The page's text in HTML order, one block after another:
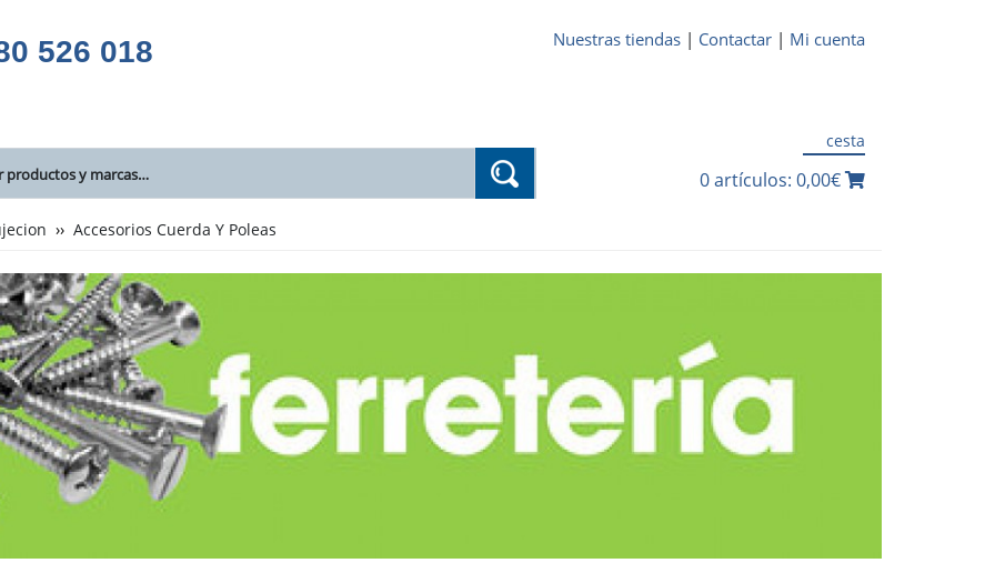
526 018 Nuestras tiendas | Contactar | Mi cuenta
cesta
0 artículos: 0,00€
Accesorios Cuerda Y Poleas